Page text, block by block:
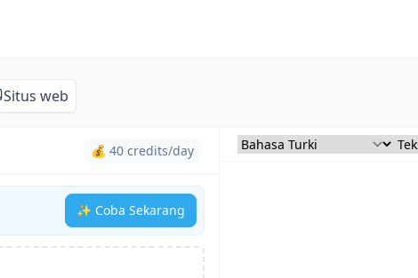
Situs web
💰 40 credits/day
✨ Coba Sekarang